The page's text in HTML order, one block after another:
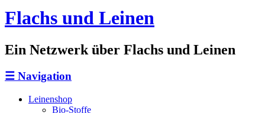
Flachs und Leinen
Ein Netzwerk über Flachs und Leinen
☰ Navigation
Leinenshop
Bio-Stoffe